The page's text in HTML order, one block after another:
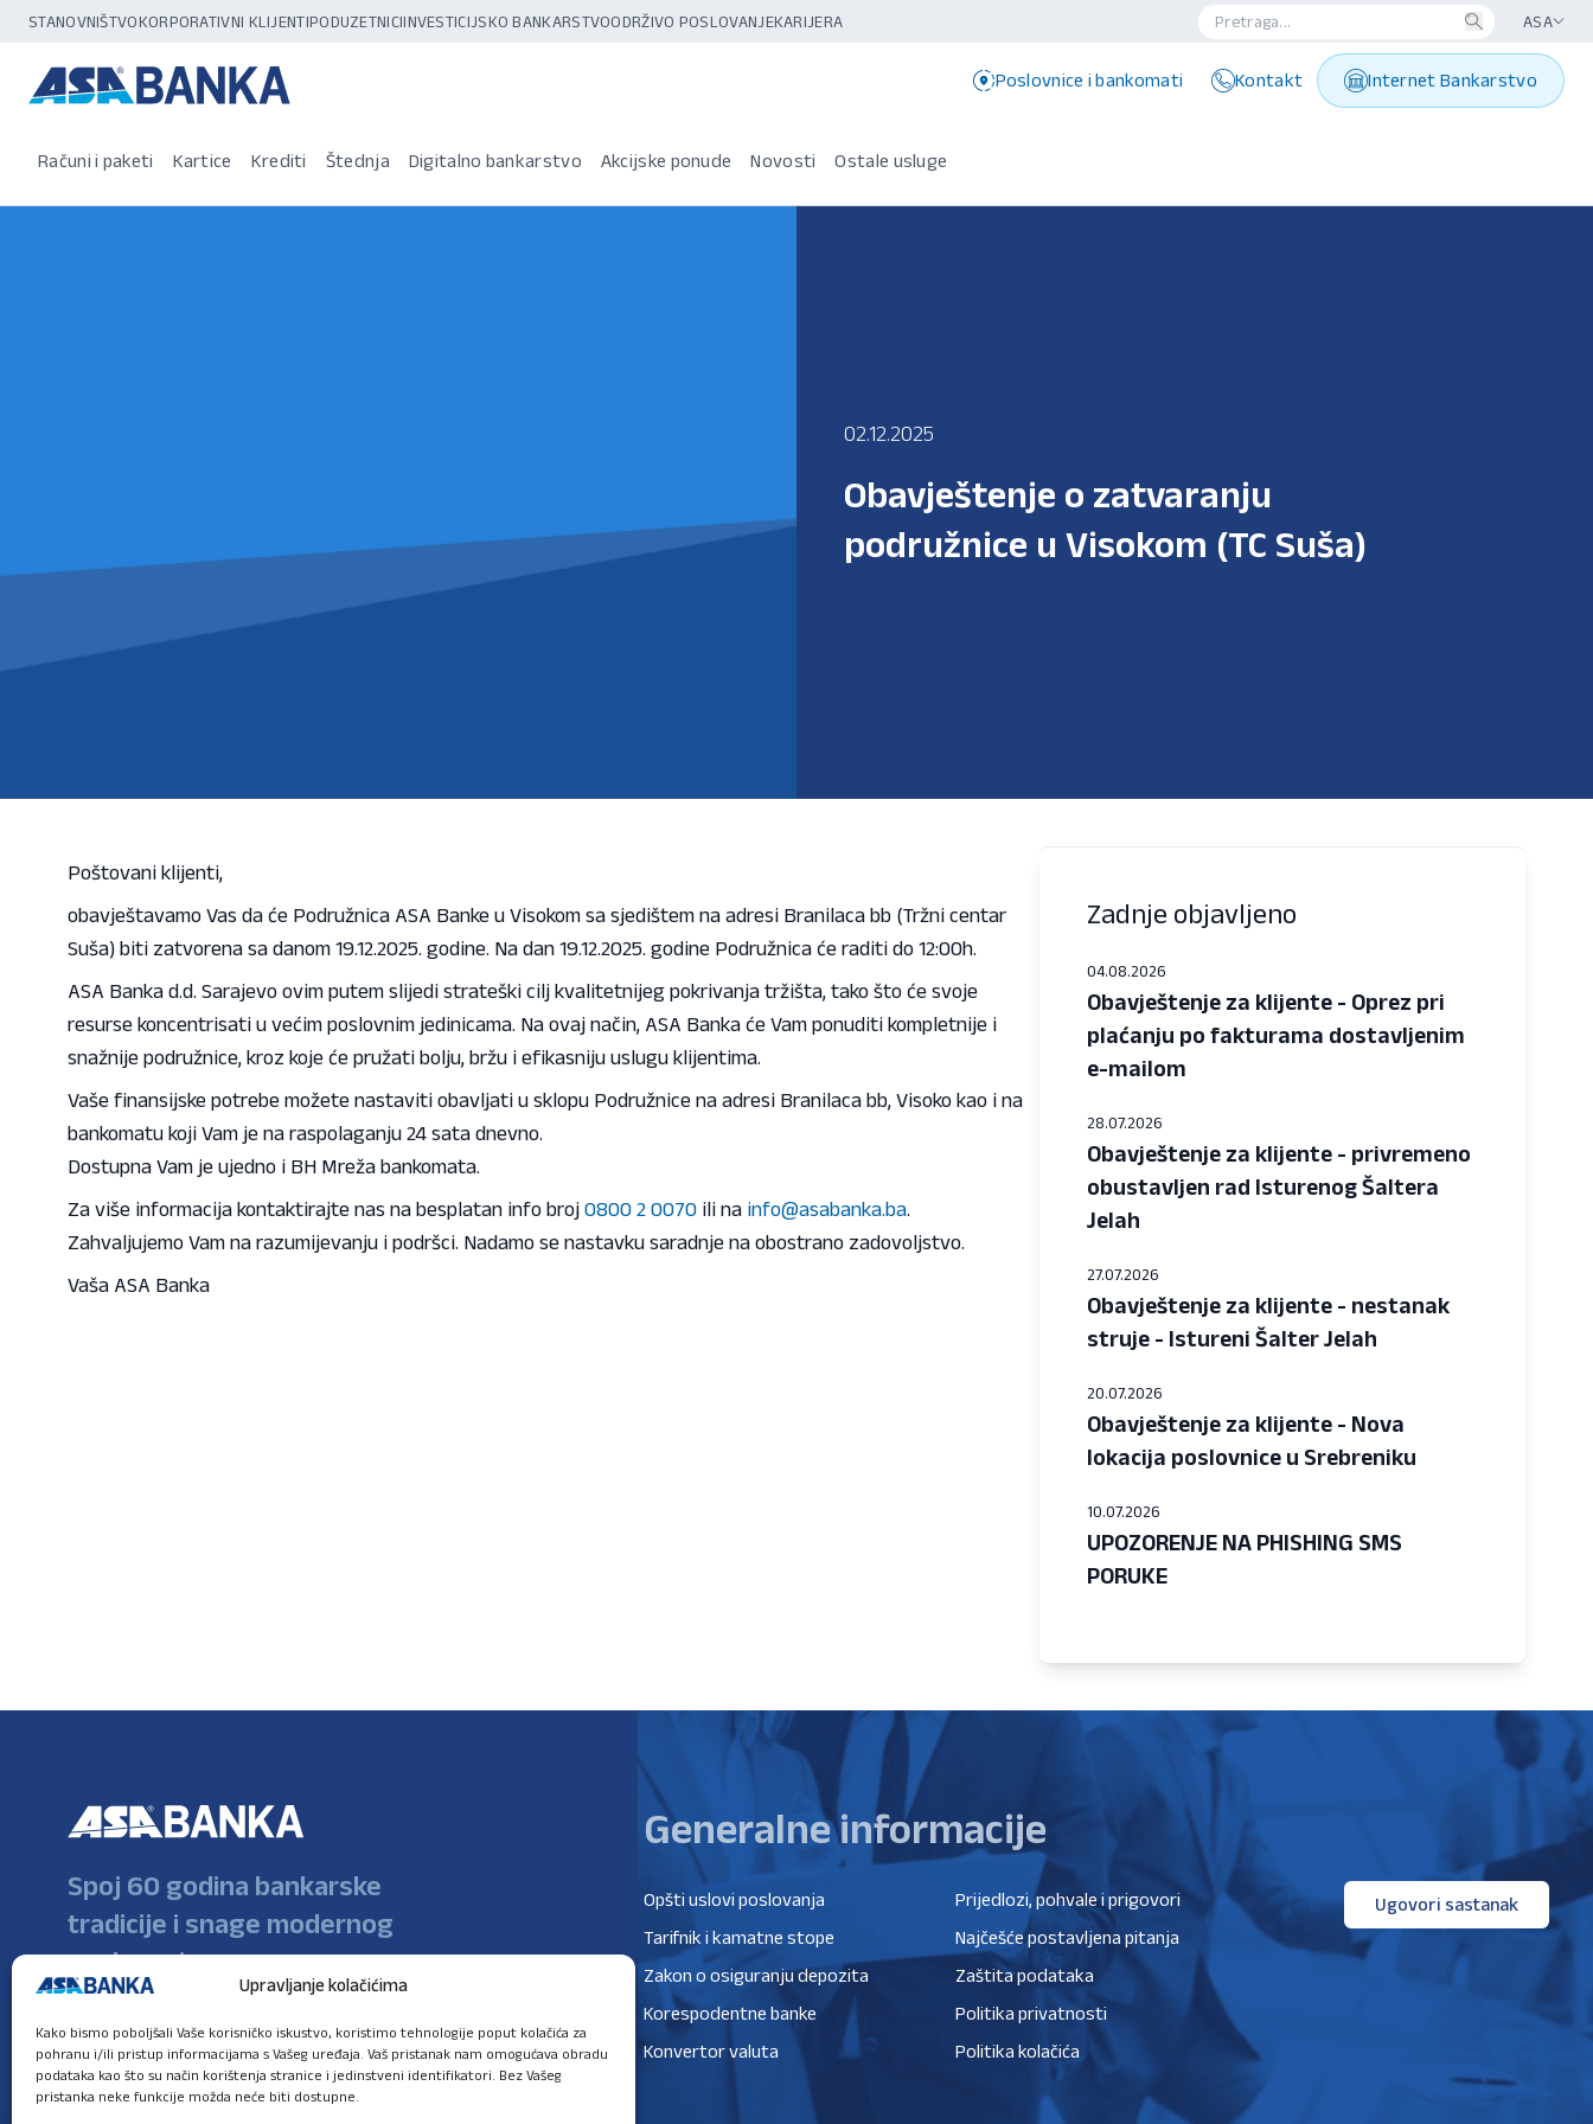
Upravljanje kolačićima
Kako bismo poboljšali Vaše korisničko iskustvo, koristimo tehnologije poput kolačića za
pohranu i/ili pristup informacijama s Vašeg uređaja. Vaš pristanak nam omogućava obradu
podataka kao što su način korištenja stranice i jedinstveni identifikatori. Bez Vašeg
pristanka neke funkcije možda neće biti dostupne.
STANOVNIŠTVOKORPORATIVNI KLIJENTIPODUZETNICIINVESTICIJSKO BANKARSTVOODRŽIVO POSLOVANJEKARIJERA ASA
Poslovnice i bankomati Kontakt Internet Bankarstvo
Računi i paketi Kartice Krediti Štednja Digitalno bankarstvo Akcijske ponude Novosti Ostale usluge
02.12.2025
Obavještenje o zatvaranju
podružnice u Visokom (TC Suša)
Poštovani klijenti,
obavještavamo Vas da će Podružnica ASA Banke u Visokom sa sjedištem na adresi Branilaca bb (Tržni centar
Suša) biti zatvorena sa danom 19.12.2025. godine. Na dan 19.12.2025. godine Podružnica će raditi do 12:00h.
ASA Banka d.d. Sarajevo ovim putem slijedi strateški cilj kvalitetnijeg pokrivanja tržišta, tako što će svoje
resurse koncentrisati u većim poslovnim jedinicama. Na ovaj način, ASA Banka će Vam ponuditi kompletnije i
snažnije podružnice, kroz koje će pružati bolju, bržu i efikasniju uslugu klijentima.
Vaše finansijske potrebe možete nastaviti obavljati u sklopu Podružnice na adresi Branilaca bb, Visoko kao i na
bankomatu koji Vam je na raspolaganju 24 sata dnevno.
Dostupna Vam je ujedno i BH Mreža bankomata.
Za više informacija kontaktirajte nas na besplatan info broj 0800 2 0070 ili na info@asabanka.ba.
Zahvaljujemo Vam na razumijevanju i podršci. Nadamo se nastavku saradnje na obostrano zadovoljstvo.
Vaša ASA Banka
Zadnje objavljeno
04.08.2026
Obavještenje za klijente - Oprez pri
plaćanju po fakturama dostavljenim
e-mailom
28.07.2026
Obavještenje za klijente - privremeno
obustavljen rad Isturenog Šaltera
Jelah
27.07.2026
Obavještenje za klijente - nestanak
struje - Istureni Šalter Jelah
20.07.2026
Obavještenje za klijente - Nova
lokacija poslovnice u Srebreniku
10.07.2026
UPOZORENJE NA PHISHING SMS
PORUKE
Spoj 60 godina bankarske
tradicije i snage modernog
poslovanja
Generalne informacije
Opšti uslovi poslovanja
Tarifnik i kamatne stope
Zakon o osiguranju depozita
Korespodentne banke
Konvertor valuta
Prijedlozi, pohvale i prigovori
Najčešće postavljena pitanja
Zaštita podataka
Politika privatnosti
Politika kolačića
Ugovori sastanak